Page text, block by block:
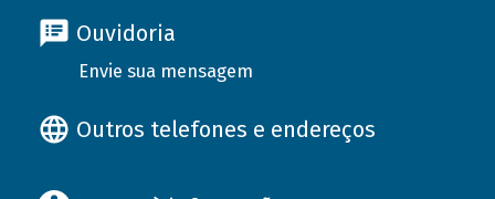
Ouvidoria
Envie sua mensagem
Outros telefones e endereços